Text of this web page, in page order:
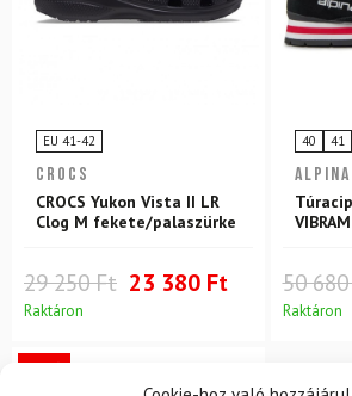
EU 41-42
CROCS
CROCS Yukon Vista II LR
Clog M fekete/palaszürke
29 250 Ft 23 380 Ft
Raktáron
40 41
ALPINA
50
Raktáron
-11%